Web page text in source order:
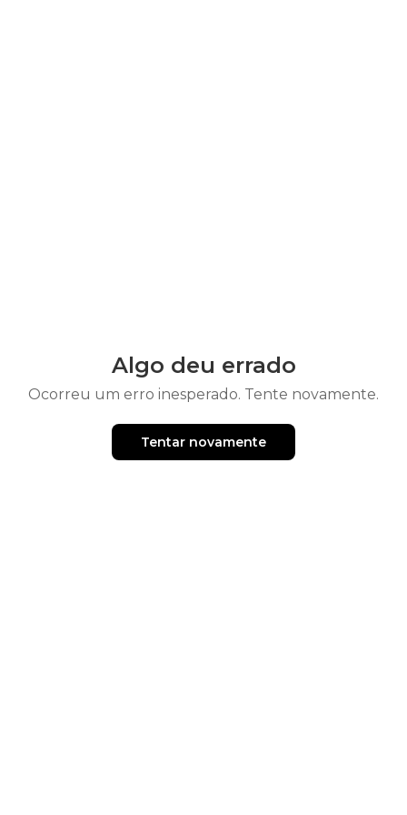
Algo deu errado
Ocorreu um erro inesperado. Tente novamente.
Tentar novamente